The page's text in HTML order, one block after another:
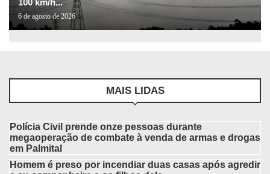
100 km/h...
6 de agosto de 2026
MAIS LIDAS
Polícia Civil prende onze pessoas durante
megaoperação de combate à venda de armas e drogas
em Palmital
Homem é preso por incendiar duas casas após agredir